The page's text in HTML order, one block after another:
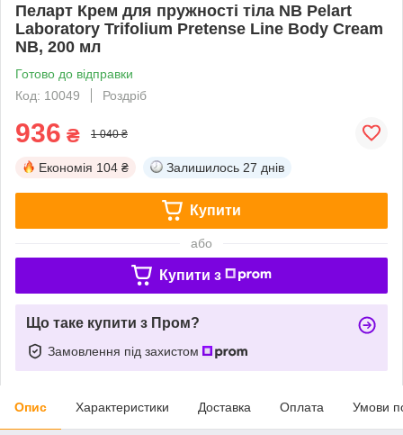
Пеларт Крем для пружності тіла NB Pelart
Laboratory Trifolium Pretense Line Body Cream
NB, 200 мл
Готово до відправки
Код: 10049
Роздріб
936 ₴ 1 040 ₴
Економія 104 ₴ Залишилось 27 днів
Купити
або
Купити з
Що таке купити з Пром?
Замовлення під захистом
Опис Характеристики Доставка Оплата Умови